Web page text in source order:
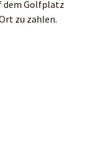
dem Golfplatz
zu zahlen.